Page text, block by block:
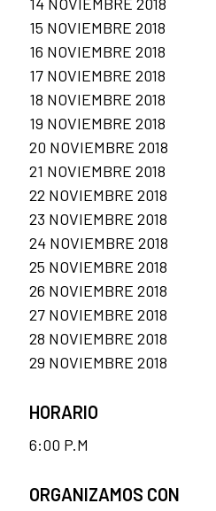
15 NOVIEMBRE 2018
16 NOVIEMBRE 2018
17 NOVIEMBRE 2018
18 NOVIEMBRE 2018
19 NOVIEMBRE 2018
20 NOVIEMBRE 2018
21 NOVIEMBRE 2018
22 NOVIEMBRE 2018
23 NOVIEMBRE 2018
24 NOVIEMBRE 2018
25 NOVIEMBRE 2018
26 NOVIEMBRE 2018
27 NOVIEMBRE 2018
28 NOVIEMBRE 2018
29 NOVIEMBRE 2018
HORARIO
6:00 P.M
ORGANIZAMOS CON